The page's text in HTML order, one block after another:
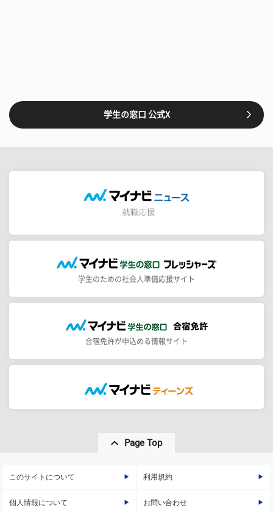
学生の窓口 公式X
学生のための社会人準備応援サイト
合宿免許が申込める情報サイト
Page Top
このサイトについて 利用規約
個人情報について お問い合わせ